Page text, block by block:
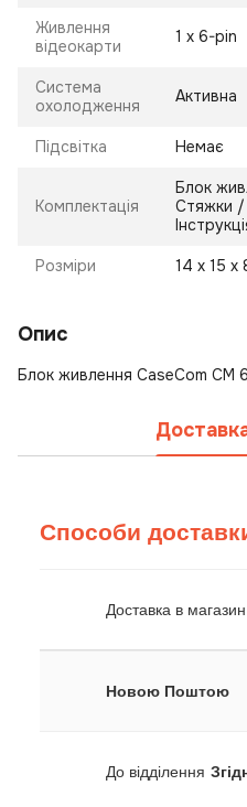
Живлення
відеокарти
1 х 6-pin
Система
охолодження
Активна
Підсвітка Немає
Комплектація
Блок
Стяжки /
Розміри 14 х 15 х
Опис
Блок живлення CaseCom CM
Способи
Доставка в
Новою Поштою
До відділення